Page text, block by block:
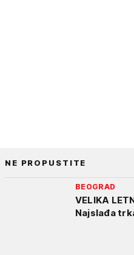
NE PROPUSTITE
BEOGRAD
VELIKA
Najslađa